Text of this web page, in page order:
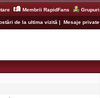
Membrii RapidFans Grupuri
de la ultima vizită | Mesaje private